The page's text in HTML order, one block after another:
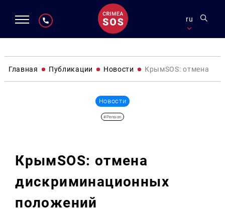
ru
Главная Публикации Новости КрымSOS: отмена
Новости
#Pension
КрымSOS: отмена
дискриминационных
положений